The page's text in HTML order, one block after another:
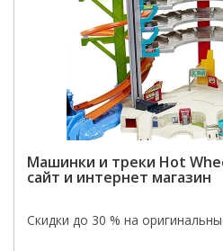
Машинки и треки Hot
сайт и интернет магазин
Скидки до 30 % на